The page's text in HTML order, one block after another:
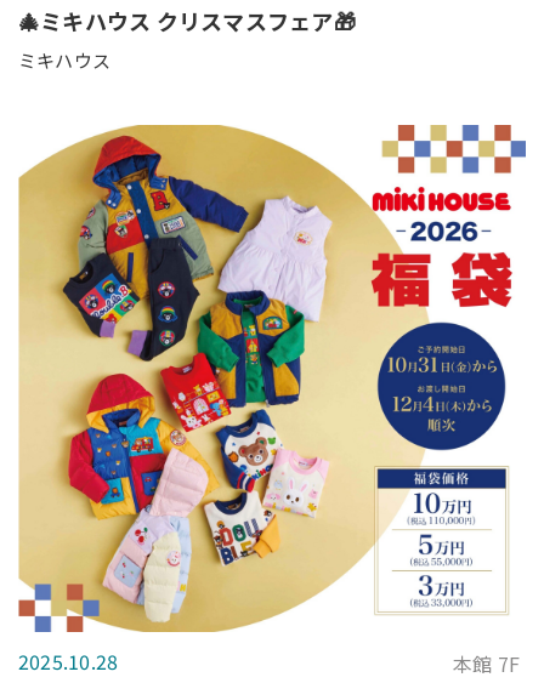
🎄ミキハウス クリスマスフェア🎁
ミキハウス
2025.10.28 本館 7F